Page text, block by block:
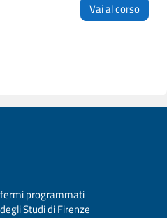
Vai al corso
programmati
Studi di Firenze